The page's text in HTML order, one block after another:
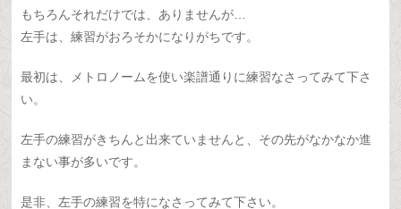
もちろんそれだけでは、ありませんが…
左手は、練習がおろそかになりがちです。
最初は、メトロノームを使い楽譜通りに練習なさってみて下さ
い。
左手の練習がきちんと出来ていませんと、その先がなかなか進
まない事が多いです。
是非、左手の練習を特になさってみて下さい。